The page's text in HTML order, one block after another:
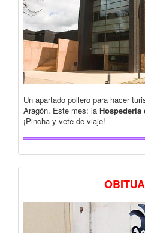
Un apartado pollero para hacer
Aragón. Este mes: la Hospedería
¡Pincha y vete de viaje!